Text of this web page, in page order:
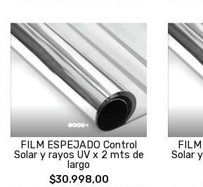
FILM ESPEJADO Control
Solar y rayos UV x 2 mts de
largo
$30.998,00
Solar